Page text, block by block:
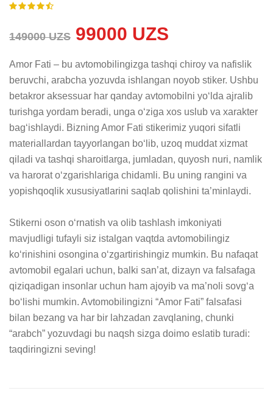
149000 UZS 99000 UZS
Amor Fati – bu avtomobilingizga tashqi chiroy va nafislik
beruvchi, arabcha yozuvda ishlangan noyob stiker. Ushbu
betakror aksessuar har qanday avtomobilni yo‘lda ajralib
turishga yordam beradi, unga o‘ziga xos uslub va xarakter
bag‘ishlaydi. Bizning Amor Fati stikerimiz yuqori sifatli
materiallardan tayyorlangan bo‘lib, uzoq muddat xizmat
qiladi va tashqi sharoitlarga, jumladan, quyosh nuri, namlik
va harorat o‘zgarishlariga chidamli. Bu uning rangini va
yopishqoqlik xususiyatlarini saqlab qolishini ta’minlaydi.
Stikerni oson o‘rnatish va olib tashlash imkoniyati
mavjudligi tufayli siz istalgan vaqtda avtomobilingiz
ko‘rinishini osongina o‘zgartirishingiz mumkin. Bu nafaqat
avtomobil egalari uchun, balki san’at, dizayn va falsafaga
qiziqadigan insonlar uchun ham ajoyib va ma’noli sovg‘a
bo‘lishi mumkin. Avtomobilingizni “Amor Fati” falsafasi
bilan bezang va har bir lahzadan zavqlaning, chunki
“arabch” yozuvdagi bu naqsh sizga doimo eslatib turadi:
taqdiringizni seving!